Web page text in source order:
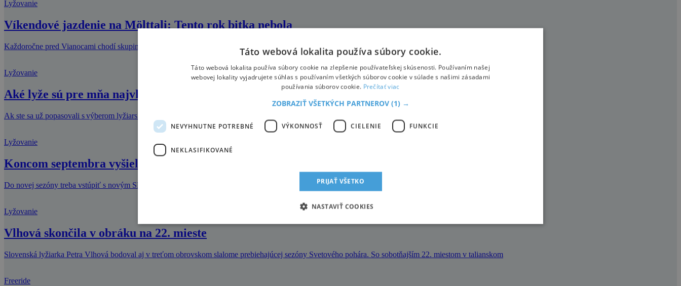
Lyžovanie
Víkendové jazdenie na Mölttali: Tento rok bitka nebola
Každoročne pred Vianocami chodí skupina ľudí pod záštitou cestovnej kancelárie Alpistour na testovanie lyží a s nimi spojené akcie na rakúskych ľad
Lyžovanie
Aké lyže sú pre mňa najvhodnejšie?
Ak ste sa už popasovali s výberom lyžiarskej obuvi a našli najvhodnejšie topánky, nastal čas poobzerať sa aj po správnych lyžiach.
Lyžovanie
Koncom septembra vyšiel nový SNOW
Do novej sezóny treba vstúpiť s novým SNOW. Tentokrát ide už o desiaty ročník a celkovo 61. číslo. Venované je najmä Švajčiarsku.
Lyžovanie
Vlhová skončila v obráku na 22. mieste
Slovenská lyžiarka Petra Vlhová bodoval aj v treťom obrovskom slalome prebiehajúcej sezóny Svetového pohára. So sobotňajším 22. miestom v talianskom
Freeride
Táto webová lokalita používa súbory cookie.
Táto webová lokalita používa súbory cookie na zlepšenie používateľskej skúsenosti. Používaním našej
webovej lokality vyjadrujete súhlas s používaním všetkých súborov cookie v súlade s našimi zásadami
používania súborov cookie. Prečítať viac
ZOBRAZIŤ VŠETKÝCH PARTNEROV (1) →
NEVYHNUTNE POTREBNÉ VÝKONNOSŤ CIELENIE FUNKCIE
NEKLASIFIKOVANÉ
PRIJAŤ VŠETKO
NASTAVIŤ COOKIES